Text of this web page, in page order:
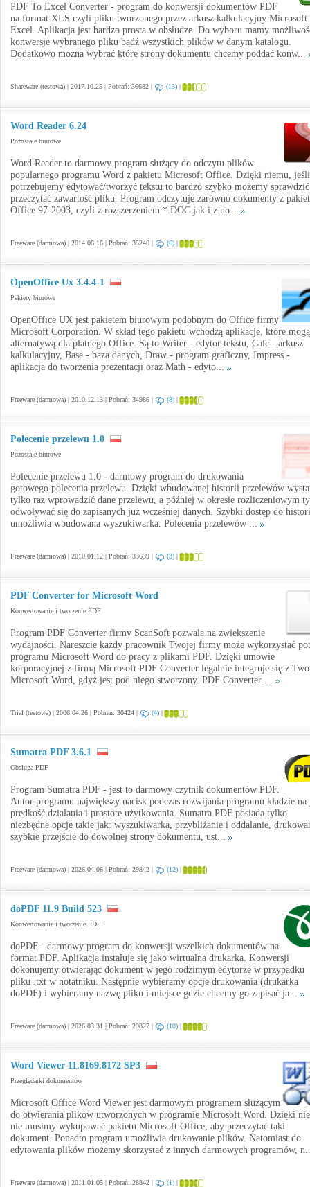
PDF To Excel Converter - program do konwersji dokumentów PDF
na format XLS czyli pliku tworzonego przez arkusz kalkulacyjny Microsoft
Excel. Aplikacja jest bardzo prosta w obsłudze. Do wyboru mamy
konwersje wybranego pliku bądź wszystkich plików w danym katalogu.
Dodatkowo można wybrać które strony dokumentu chcemy poddać konw...
Shareware (testowa) | 2017.10.25 | Pobrań: 36682 | (13) |
Word Reader 6.24
Pozostałe biurowe
Word Reader to darmowy program służący do odczytu plików
popularnego programu Word z pakietu Microsoft Office. Dzięki niemu,
potrzebujemy edytować/tworzyć tekstu to bardzo szybko możemy
przeczytać zawartość pliku. Program odczytuje zarówno dokumenty z
Office 97-2003, czyli z rozszerzeniem *.DOC jak i z no...
Freeware (darmowa) | 2014.06.16 | Pobrań: 35246 | (6) |
OpenOffice Ux 3.4.4-1
Pakiety biurowe
OpenOffice UX jest pakietem biurowym podobnym do Office firmy
Microsoft Corporation. W skład tego pakietu wchodzą aplikacje, które
alternatywą dla płatnego Office. Są to Writer - edytor tekstu, Calc - arkusz
kalkulacyjny, Base - baza danych, Draw - program graficzny, Impress -
aplikacja do tworzenia prezentacji oraz Math - edyto...
Freeware (darmowa) | 2010.12.13 | Pobrań: 34986 | (8) |
Polecenie przelewu 1.0
Pozostałe biurowe
Polecenie przelewu 1.0 - darmowy program do drukowania
gotowego polecenia przelewu. Dzięki wbudowanej historii przelewów
tylko raz wprowadzić dane przelewu, a później w okresie rozliczeniowym
odwoływać się do zapisanych już wcześniej danych. Szybki dostęp do
umożliwia wbudowana wyszukiwarka. Polecenia przelewów ...
Freeware (darmowa) | 2010.01.12 | Pobrań: 33639 | (3) |
PDF Converter for Microsoft Word
Konwertowanie i tworzenie PDF
Program PDF Converter firmy ScanSoft pozwala na zwiększenie
wydajności. Nareszcie każdy pracownik Twojej firmy może wykorzystać
programu Microsoft Word do pracy z plikami PDF. Dzięki umowie
korporacyjnej z firmą Microsoft PDF Converter legalnie integruje się z
Microsoft Word, gdyż jest pod niego stworzony. PDF Converter ...
Trial (testowa) | 2006.04.26 | Pobrań: 30424 | (4) |
Sumatra PDF 3.6.1
Obsługa PDF
Program Sumatra PDF - jest to darmowy czytnik dokumentów PDF.
Autor programu największy nacisk podczas rozwijania programu kładzie na
prędkość działania i prostotę użytkowania. Sumatra PDF posiada tylko
niezbędne opcje takie jak: wyszukiwarka, przybliżanie i oddalanie,
szybkie przejście do dowolnej strony dokumentu, ust...
Freeware (darmowa) | 2026.04.06 | Pobrań: 29842 | (12) |
doPDF 11.9 Build 523
Konwertowanie i tworzenie PDF
doPDF - darmowy program do konwersji wszelkich dokumentów na
format PDF. Aplikacja instaluje się jako wirtualna drukarka. Konwersji
dokonujemy otwierając dokument w jego rodzimym edytorze w przypadku
pliku .txt w notatniku. Następnie wybieramy opcje drukowania (drukarka
doPDF) i wybieramy nazwę pliku i miejsce gdzie chcemy go zapisać ja...
Freeware (darmowa) | 2026.03.31 | Pobrań: 29827 | (10) |
Word Viewer 11.8169.8172 SP3
Przeglądarki dokumentów
Microsoft Office Word Viewer jest darmowym programem służącym
do otwierania plików utworzonych w programie Microsoft Word. Dzięki
nie musimy wykupować pakietu Microsoft Office, aby przeczytać taki
dokument. Ponadto program umożliwia drukowanie plików. Natomiast do
edytowania plików możemy skorzystać z innych darmowych programów,
Freeware (darmowa) | 2011.01.05 | Pobrań: 28842 | (1) |